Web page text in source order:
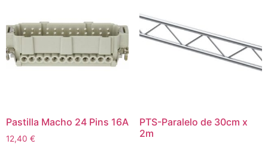
Pastilla Macho 24 Pins 16A
12,40 €
PTS-Paralelo de 30cm x
2m